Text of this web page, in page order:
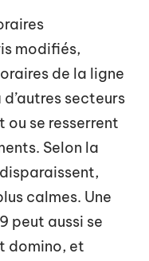
modifiés,
de la ligne
secteurs
ou se resserrent
Selon la
calmes. Une
peut aussi se
domino, et